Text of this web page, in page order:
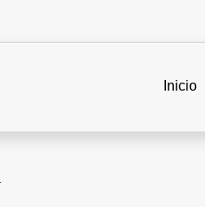
Inicio